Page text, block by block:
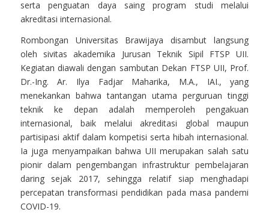
serta penguatan daya saing program studi melalui
akreditasi internasional.
Rombongan Universitas Brawijaya disambut langsung
oleh sivitas akademika Jurusan Teknik Sipil FTSP UII.
Kegiatan diawali dengan sambutan Dekan FTSP UII, Prof.
Dr.-Ing. Ar. Ilya Fadjar Maharika, M.A., IAI., yang
menekankan bahwa tantangan utama perguruan tinggi
teknik ke depan adalah memperoleh pengakuan
internasional, baik melalui akreditasi global maupun
partisipasi aktif dalam kompetisi serta hibah internasional.
Ia juga menyampaikan bahwa UII merupakan salah satu
pionir dalam pengembangan infrastruktur pembelajaran
daring sejak 2017, sehingga relatif siap menghadapi
percepatan transformasi pendidikan pada masa pandemi
COVID-19.